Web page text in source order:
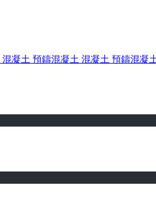
混凝土 預鑄混凝土 混凝土 預鑄混凝